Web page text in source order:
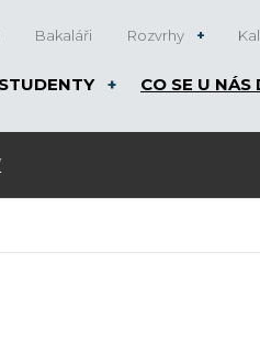
Bakaláři Rozvrhy
CO SE U NÁS